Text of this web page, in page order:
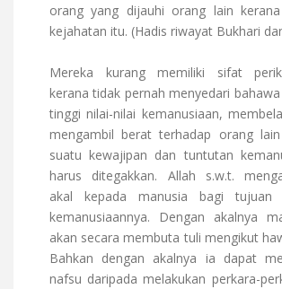
orang yang dijauhi orang lain
kejahatan itu. (Hadis riwayat Bukhari
Mereka kurang memiliki sifat
kerana tidak pernah menyedari
tinggi nilai-nilai kemanusiaan,
mengambil berat terhadap orang
suatu kewajipan dan tuntutan
harus ditegakkan. Allah s.w.t.
akal kepada manusia bagi tujuan
kemanusiaannya. Dengan akalnya
akan secara membuta tuli mengikut
Bahkan dengan akalnya ia dapat
nafsu daripada melakukan perkara-